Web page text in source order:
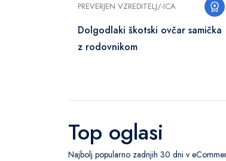
PREVERJEN VZREDITELJ/-ICA
Dolgodlaki škotski ovčar samička
z rodovnikom
Top oglasi
Najbolj popularno zadnjih 30 dni v